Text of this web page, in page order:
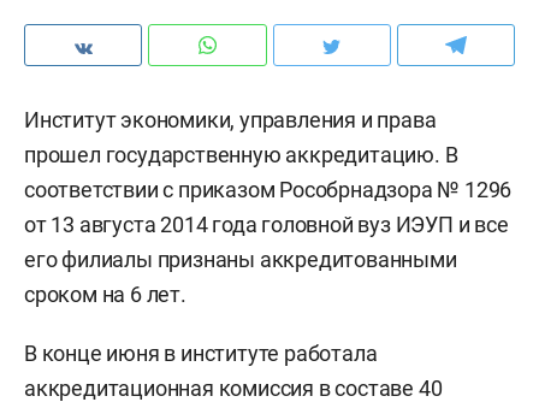
Институт экономики, управления и права
прошел государственную аккредитацию. В
соответствии с приказом Рособрнадзора № 1296
от 13 августа 2014 года головной вуз ИЭУП и все
его филиалы признаны аккредитованными
сроком на 6 лет.
В конце июня в институте работала
аккредитационная комиссия в составе 40